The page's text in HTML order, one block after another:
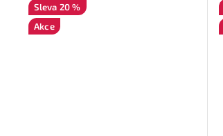
20 %
Akce